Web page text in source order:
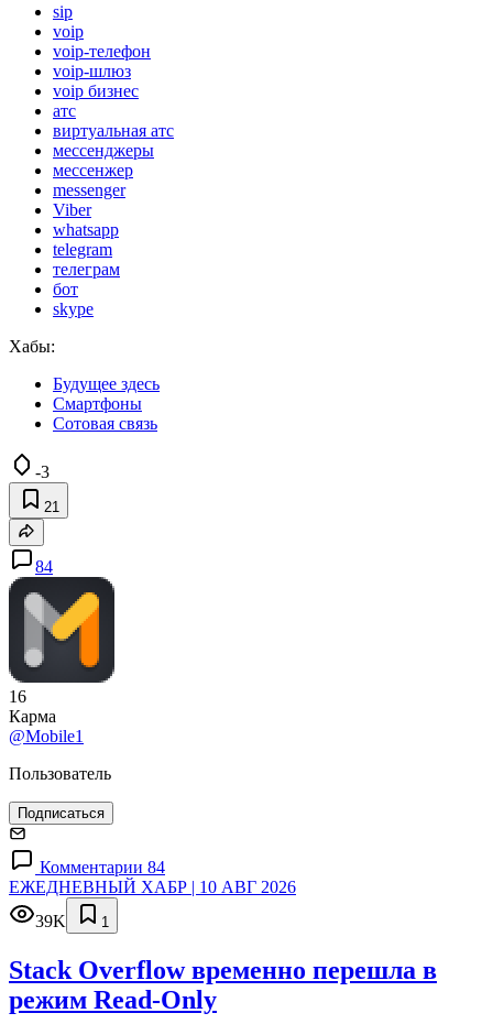
sip
voip
voip-телефон
voip-шлюз
voip бизнес
атс
виртуальная атс
мессенджеры
мессенжер
messenger
Viber
whatsapp
telegram
телеграм
бот
skype
Хабы:
Будущее здесь
Смартфоны
Сотовая связь
-3
21
84
16
Карма
@Mobile1
Пользователь
Подписаться
Комментарии 84
ЕЖЕДНЕВНЫЙ ХАБР | 10 АВГ 2026
39K
1
Stack Overflow временно перешла в
режим Read-Only